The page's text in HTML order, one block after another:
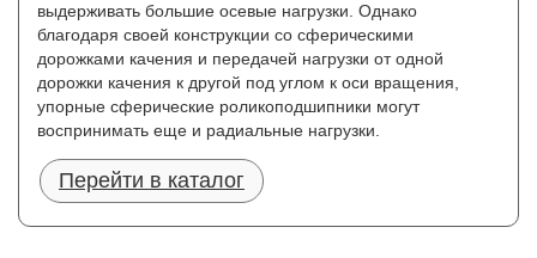
выдерживать большие осевые нагрузки. Однако
благодаря своей конструкции со сферическими
дорожками качения и передачей нагрузки от одной
дорожки качения к другой под углом к оси вращения,
упорные сферические роликоподшипники могут
воспринимать еще и радиальные нагрузки.
Перейти в каталог